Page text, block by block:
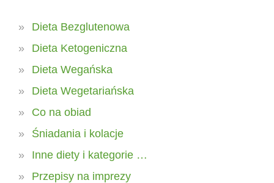
Dieta Bezglutenowa
Dieta Ketogeniczna
Dieta Wegańska
Dieta Wegetariańska
Co na obiad
Śniadania i kolacje
Inne diety i kategorie …
Przepisy na imprezy